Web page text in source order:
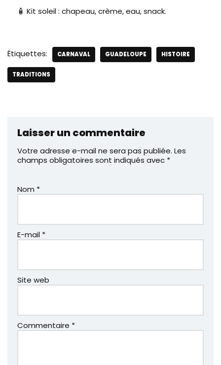
🧴 Kit soleil : chapeau, crème, eau, snack.
Étiquettes: CARNAVAL GUADELOUPE HISTOIRE
TRADITIONS
Laisser un commentaire
Votre adresse e-mail ne sera pas publiée. Les
champs obligatoires sont indiqués avec *
Nom *
E-mail *
Site web
Commentaire *